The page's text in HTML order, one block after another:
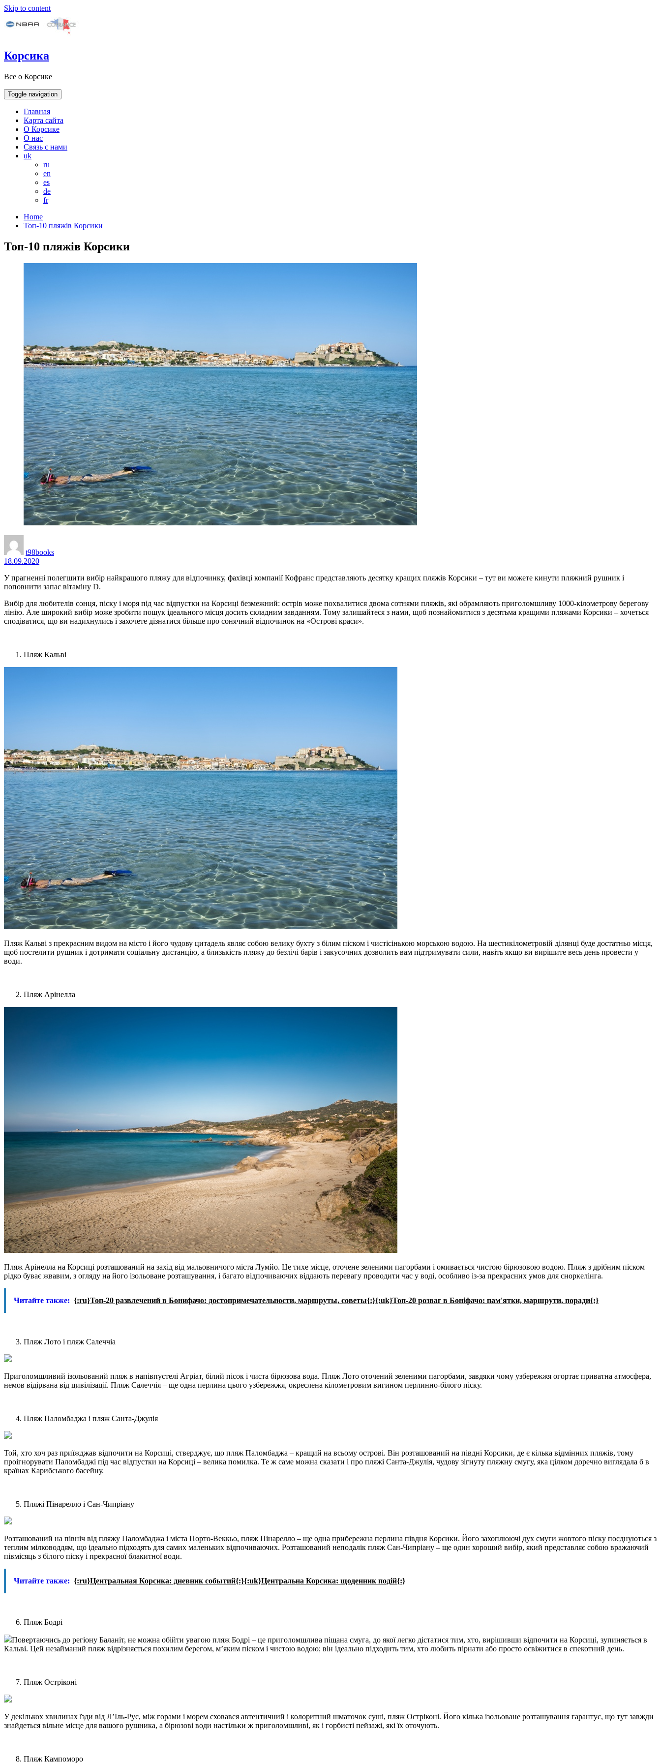
Skip to content
Корсика
Все о Корсике
Toggle navigation
Главная
Карта сайта
О Корсике
О нас
Связь с нами
uk
ru
en
es
de
fr
Home
Топ-10 пляжів Корсики
Топ-10 пляжів Корсики
t98books
18.09.2020
У прагненні полегшити вибір найкращого пляжу для відпочинку, фахівці компанії Кофранс представляють десятку кращих пляжів Корсики – тут ви можете кинути пляжний рушник і
поповнити запас вітаміну D.
Вибір для любителів сонця, піску і моря під час відпустки на Корсиці безмежний: острів може похвалитися двома сотнями пляжів, які обрамляють приголомшливу 1000-кілометрову берегову
лінію. Але широкий вибір може зробити пошук ідеального місця досить складним завданням. Тому залишайтеся з нами, щоб познайомитися з десятьма кращими пляжами Корсики – хочеться
сподіватися, що ви надихнулись і захочете дізнатися більше про сонячний відпочинок на «Острові краси».
Пляж Кальві
Пляж Кальві з прекрасним видом на місто і його чудову цитадель являє собою велику бухту з білим піском і чистісінькою морською водою. На шестикілометровій ділянці буде достатньо місця,
щоб постелити рушник і дотримати соціальну дистанцію, а близькість пляжу до безлічі барів і закусочних дозволить вам підтримувати сили, навіть якщо ви вирішите весь день провести у
води.
Пляж Арінелла
Пляж Арінелла на Корсиці розташований на захід від мальовничого міста Лумйо. Це тихе місце, оточене зеленими пагорбами і омивається чистою бірюзовою водою. Пляж з дрібним піском
рідко буває жвавим, з огляду на його ізольоване розташування, і багато відпочиваючих віддають перевагу проводити час у воді, особливо із-за прекрасних умов для сноркелінга.
Читайте также: {:ru}Топ-20 развлечений в Бонифачо: достопримечательности, маршруты, советы{:}{:uk}Топ-20 розваг в Боніфачо: пам'ятки, маршрути, поради{:}
Пляж Лото і пляж Салеччіа
Приголомшливий ізольований пляж в напівпустелі Агріат, білий пісок і чиста бірюзова вода. Пляж Лото оточений зеленими пагорбами, завдяки чому узбережжя огортає приватна атмосфера,
немов відірвана від цивілізації. Пляж Салеччія – ще одна перлина цього узбережжя, окреслена кілометровим вигином перлинно-білого піску.
Пляж Паломбаджа і пляж Санта-Джулія
Той, хто хоч раз приїжджав відпочити на Корсиці, стверджує, що пляж Паломбаджа – кращий на всьому острові. Він розташований на півдні Корсики, де є кілька відмінних пляжів, тому
проігнорувати Паломбаджі під час відпустки на Корсиці – велика помилка. Те ж саме можна сказати і про пляжі Санта-Джулія, чудову зігнуту пляжну смугу, яка цілком доречно виглядала б в
країнах Карибського басейну.
Пляжі Пінарелло і Сан-Чипріану
Розташований на північ від пляжу Паломбаджа і міста Порто-Веккьо, пляж Пінарелло – ще одна прибережна перлина півдня Корсики. Його захоплюючі дух смуги жовтого піску поєднуються з
теплим мілководдям, що ідеально підходять для самих маленьких відпочиваючих. Розташований неподалік пляж Сан-Чипріану – ще один хороший вибір, який представляє собою вражаючий
півмісяць з білого піску і прекрасної блакитної води.
Читайте также: {:ru}Центральная Корсика: дневник событий{:}{:uk}Центральна Корсика: щоденник подій{:}
Пляж Бодрі
Повертаючись до регіону Баланіт, не можна обійти увагою пляж Бодрі – це приголомшлива піщана смуга, до якої легко дістатися тим, хто, вирішивши відпочити на Корсиці, зупиняється в
Кальві. Цей незайманий пляж відрізняється похилим берегом, м’яким піском і чистою водою; він ідеально підходить тим, хто любить пірнати або просто освіжитися в спекотний день.
Пляж Остріконі
У декількох хвилинах їзди від Л’Іль-Рус, між горами і морем сховався автентичний і колоритний шматочок суші, пляж Остріконі. Його кілька ізольоване розташування гарантує, що тут завжди
знайдеться вільне місце для вашого рушника, а бірюзові води настільки ж приголомшливі, як і горбисті пейзажі, які їх оточують.
Пляж Кампоморо